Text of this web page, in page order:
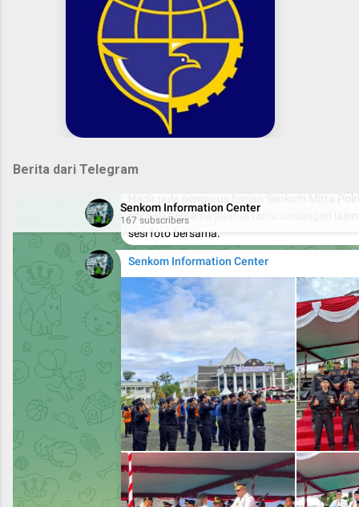
Berita dari Telegram